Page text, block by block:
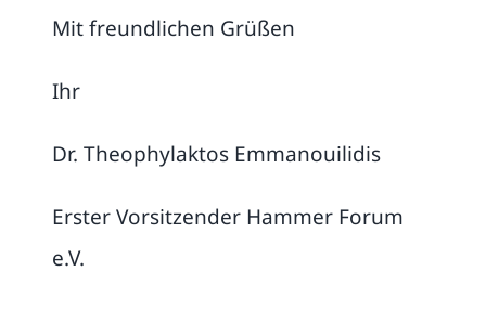
Mit freundlichen Grüßen
Ihr
Dr. Theophylaktos Emmanouilidis
Erster Vorsitzender Hammer Forum
e.V.